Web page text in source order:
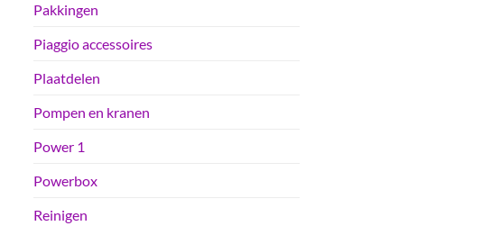
Pakkingen
Piaggio accessoires
Plaatdelen
Pompen en kranen
Power 1
Powerbox
Reinigen